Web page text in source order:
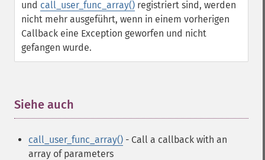
und call_user_func_array() registriert sind, werden
nicht mehr ausgeführt, wenn in einem vorherigen
Callback eine Exception geworfen und nicht
gefangen wurde.
Siehe auch
call_user_func_array() - Call a callback with an
array of parameters